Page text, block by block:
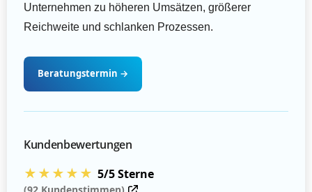
Unternehmen zu höheren Umsätzen, größerer
Reichweite und schlanken Prozessen.
Beratungstermin →
Kundenbewertungen
★★★★★ 5/5 Sterne
(92 Kundenstimmen)